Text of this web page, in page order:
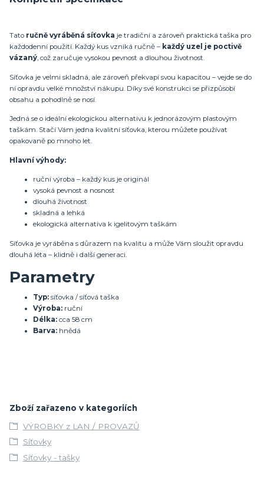
Tato ručně vyráběná síťovka je tradiční a zároveň praktická taška pro
každodenní použití. Každý kus vzniká ručně – každý uzel je poctivě
vázaný, což zaručuje vysokou pevnost a dlouhou životnost.
Síťovka je velmi skladná, ale zároveň překvapí svou kapacitou – vejde se do
ní opravdu velké množství nákupu. Díky své konstrukci se přizpůsobí
obsahu a pohodlně se nosí.
Jedná se o ideální ekologickou alternativu k jednorázovým plastovým
taškám. Stačí Vám jedna kvalitní síťovka, kterou můžete používat
opakovaně po mnoho let.
Hlavní výhody:
ruční výroba – každý kus je originál
vysoká pevnost a nosnost
dlouhá životnost
skladná a lehká
ekologická alternativa k igelitovým taškám
Síťovka je vyráběna s důrazem na kvalitu a může Vám sloužit opravdu
dlouhá léta – klidně i další generaci.
Parametry
Typ: síťovka / síťová taška
Výroba: ruční
Délka: cca 58 cm
Barva: hnědá
Zboží zařazeno v kategoriích
VÝROBKY z LAN / PROVAZŮ
Síťovky
Síťovky - tašky